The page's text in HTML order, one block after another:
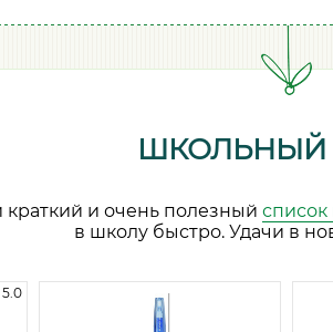
ШКОЛЬНЫЙ
и очень полезный список
в школу быстро. Удачи в
5.0